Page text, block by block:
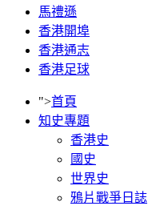
馬禮遜
香港開埠
香港通志
香港足球
">首頁
知史專題
香港史
國史
世界史
鴉片戰爭日誌